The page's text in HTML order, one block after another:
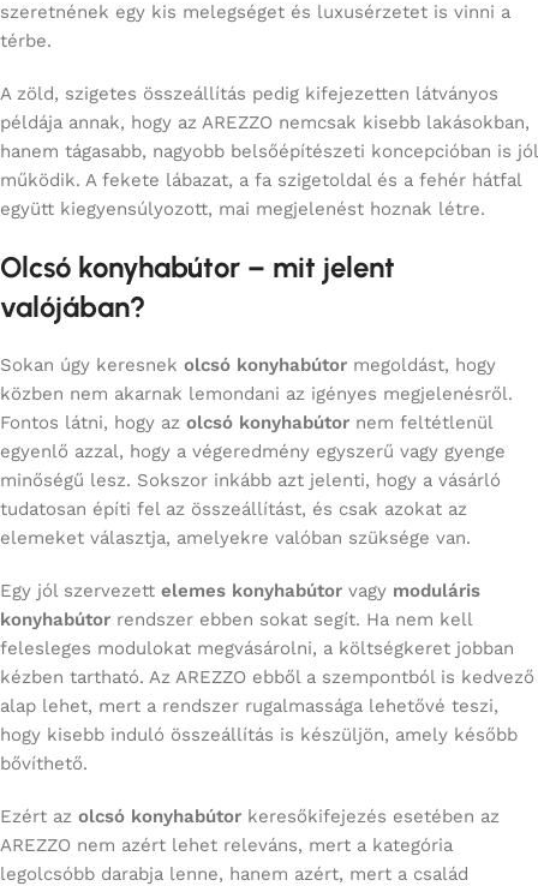
szeretnének egy kis melegséget és luxusérzetet is vinni a
térbe.
A zöld, szigetes összeállítás pedig kifejezetten látványos
példája annak, hogy az AREZZO nemcsak kisebb lakásokban,
hanem tágasabb, nagyobb belsőépítészeti koncepcióban is jól
működik. A fekete lábazat, a fa szigetoldal és a fehér hátfal
együtt kiegyensúlyozott, mai megjelenést hoznak létre.
Olcsó konyhabútor – mit jelent
valójában?
Sokan úgy keresnek olcsó konyhabútor megoldást, hogy
közben nem akarnak lemondani az igényes megjelenésről.
Fontos látni, hogy az olcsó konyhabútor nem feltétlenül
egyenlő azzal, hogy a végeredmény egyszerű vagy gyenge
minőségű lesz. Sokszor inkább azt jelenti, hogy a vásárló
tudatosan építi fel az összeállítást, és csak azokat az
elemeket választja, amelyekre valóban szüksége van.
Egy jól szervezett elemes konyhabútor vagy moduláris
konyhabútor rendszer ebben sokat segít. Ha nem kell
felesleges modulokat megvásárolni, a költségkeret jobban
kézben tartható. Az AREZZO ebből a szempontból is kedvező
alap lehet, mert a rendszer rugalmassága lehetővé teszi,
hogy kisebb induló összeállítás is készüljön, amely később
bővíthető.
Ezért az olcsó konyhabútor keresőkifejezés esetében az
AREZZO nem azért lehet releváns, mert a kategória
legolcsóbb darabja lenne, hanem azért, mert a család